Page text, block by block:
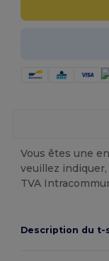
Vous êtes une
veuillez
TVA
Description du t-